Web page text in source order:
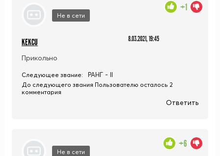
Не в сети
KEKCU 8.03.2021, 19:45
Прикольно
+1
Следующее звание: РАНГ - II
До следующего звания Пользователю осталось 2
комментария
Ответить
Не в сети
+6